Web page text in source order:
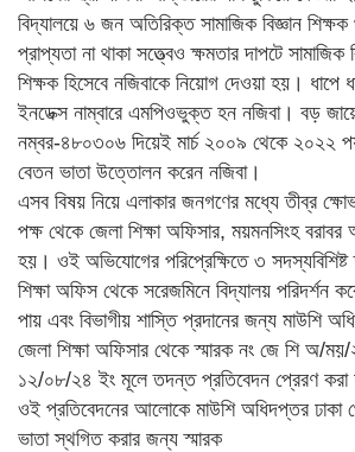
বিদ্যালয়ে ৬ জন অতিরিক্ত সামাজিক বিজ্ঞান
প্রাপ্যতা না থাকা সত্ত্বেও ক্ষমতার দাপটে সামাজিক
শিক্ষক হিসেবে নজিবাকে নিয়োগ দেওয়া হয়।
ইনডেক্স নাম্বারে এমপিওভুক্ত হন নজিবা। বড়
নম্বর-৪৮০৩০৬ দিয়েই মার্চ ২০০৯ থেকে ২০২২
বেতন ভাতা উত্তোলন করেন নজিবা।
এসব বিষয় নিয়ে এলাকার জনগণের মধ্যে তীব্র ক্ষোভ
পক্ষ থেকে জেলা শিক্ষা অফিসার, ময়মনসিংহ বরাবর
হয়। ওই অভিযোগের পরিপ্রেক্ষিতে ৩
শিক্ষা অফিস থেকে সরেজমিনে বিদ্যালয় পরিদর্শন
পায় এবং বিভাগীয় শাস্তি প্রদানের জন্য মাউশি
জেলা শিক্ষা অফিসার থেকে স্মারক নং জে শি অ/
১২/০৮/২৪ ইং মূলে তদন্ত প্রতিবেদন প্রেরণ করা
ওই প্রতিবেদনের আলোকে মাউশি অধিদপ্তর ঢাকা
ভাতা স্থগিত করার জন্য স্মারক